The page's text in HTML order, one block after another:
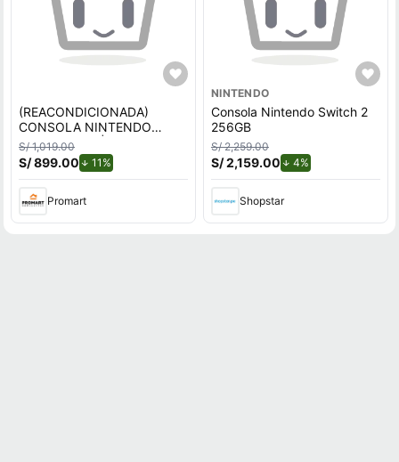
(REACONDICIONADA)
CONSOLA NINTENDO
SWITCH LITE | BLUE
S/ 1,019.00
S/ 899.00 11%
Promart
NINTENDO
Consola Nintendo Switch 2
256GB
S/ 2,259.00
S/ 2,159.00 4%de descuento.
Shopstar